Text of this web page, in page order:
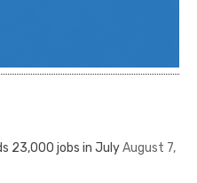
23,000 jobs in JulyAugust 7,